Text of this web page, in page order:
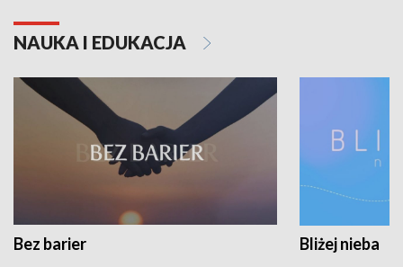
NAUKA I EDUKACJA
Bez barier Bliżej nieba